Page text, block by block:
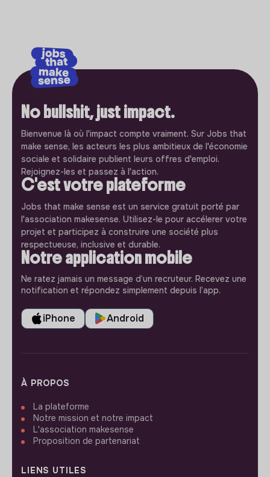
No bullshit, just impact.
Bienvenue là où l'impact compte vraiment. Sur Jobs that
make sense, les acteurs les plus ambitieux de l'économie
sociale et solidaire publient leurs offres d'emploi.
Rejoignez-les et passez à l'action.
C'est votre plateforme
Jobs that make sense est un service gratuit porté par
l'association makesense. Utilisez-le pour accélerer votre
projet et participez à construire une société plus
respectueuse, inclusive et durable.
Notre application mobile
Ne ratez jamais un message d’un recruteur. Recevez une
notification et répondez simplement depuis l’app.
iPhone Android
À PROPOS
La plateforme
Notre mission et notre impact
L'association makesense
Proposition de partenariat
LIENS UTILES